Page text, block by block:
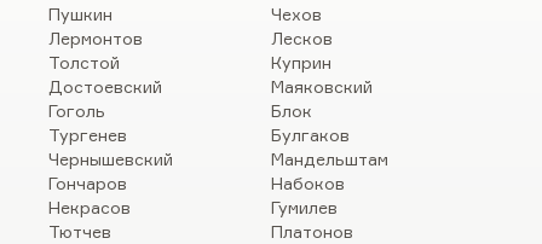
Пушкин
Лермонтов
Толстой
Достоевский
Гоголь
Тургенев
Чернышевский
Гончаров
Некрасов
Тютчев
Чехов
Лесков
Куприн
Маяковский
Блок
Булгаков
Мандельштам
Набоков
Гумилев
Платонов